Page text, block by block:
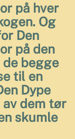
på hver
Og
Den
på den
de begge
til en
Dype
av dem tør
skumle